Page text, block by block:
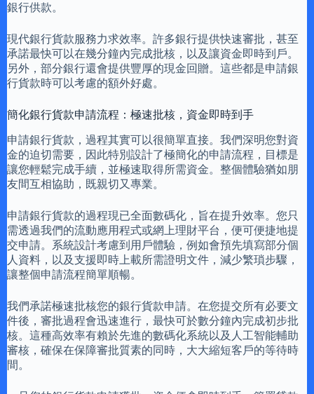
銀行供款。
現代銀行貨款服務力求效率。許多銀行提供快速審批，甚至
承諾最快可以在幾分鐘內完成批核，以及讓資金即時到戶。
另外，部分銀行還會提供豐厚的現金回贈。這些都是申請銀
行貨款時可以考慮的額外好處。
簡化銀行貨款申請流程：極速批核，資金即時到手
申請銀行貨款，過程其實可以很簡單直接。我們深明您對資
金的迫切需要，因此特別設計了極簡化的申請流程，目標是
讓您輕鬆完成手續，並極速取得所需資金。整個體驗猶如朋
友間互相協助，既親切又專業。
申請銀行貨款的過程現已全面數碼化，旨在提升效率。您只
需透過我們的流動應用程式或網上理財平台，便可便捷地提
交申請。系統設計考慮到用戶體驗，例如會預先填寫部分個
人資料，以及支援即時上載所需證明文件，減少繁瑣步驟，
讓整個申請流程簡單順暢。
我們承諾極速批核您的銀行貨款申請。在您提交所有必要文
件後，審批過程會迅速進行，最快可於數分鐘內完成初步批
核。這種高效率有賴於先進的數碼化系統以及人工智能輔助
審核，確保在保障審批質素的同時，大大縮短客戶的等待時
間。